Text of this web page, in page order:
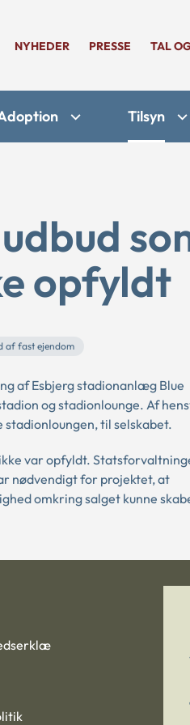
NYHEDER PRESSE TAL
Tilsyn
opfyldt
af fast ejendom
af Esbjerg stadionanlæg Blue
og stadionlounge. Af
til selskabet.
var opfyldt.
nødvendigt for projektet, at
omkring salget kunne